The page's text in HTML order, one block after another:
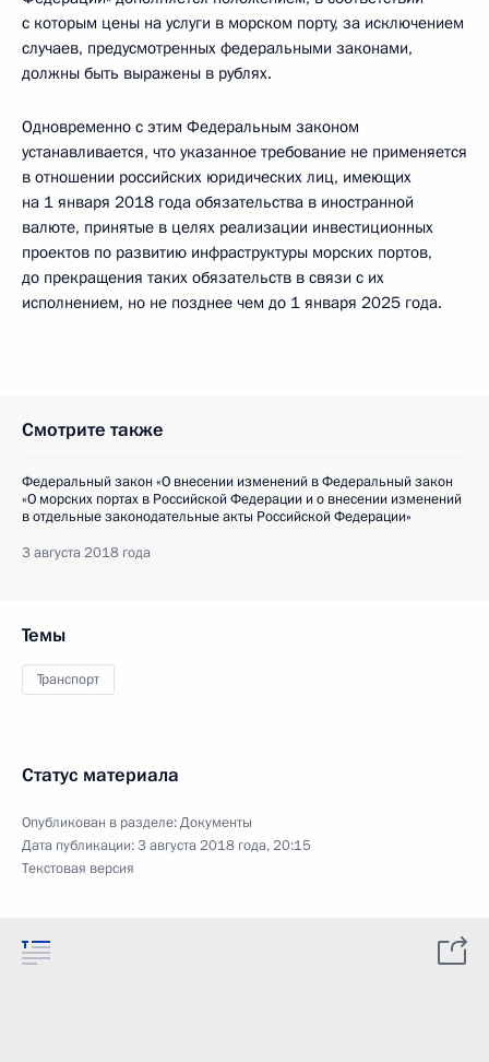
с которым цены на услуги в морском порту, за исключением
случаев, предусмотренных федеральными законами,
должны быть выражены в рублях.
Одновременно с этим Федеральным законом
устанавливается, что указанное требование не применяется
в отношении российских юридических лиц, имеющих
на 1 января 2018 года обязательства в иностранной
валюте, принятые в целях реализации инвестиционных
проектов по развитию инфраструктуры морских портов,
до прекращения таких обязательств в связи с их
исполнением, но не позднее чем до 1 января 2025 года.
Смотрите также
Федеральный закон «О внесении изменений в Федеральный закон
«О морских портах в Российской Федерации и о внесении изменений
в отдельные законодательные акты Российской Федерации»
3 августа 2018 года
Темы
Транспорт
Статус материала
Опубликован в разделе:Документы
Дата публикации:3 августа 2018 года, 20:15
Текстовая версия